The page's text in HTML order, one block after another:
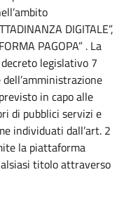
DIGITALE”,
PAGOPA” . La
legislativo 7
in capo alle
di pubblici servizi e
individuati dall’art. 2
la piattaforma
titolo attraverso